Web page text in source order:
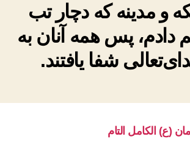
و مدینه که دچار تب
دادم، پس همه آنان به
شفا یافتند.
(ع) الکامل التام